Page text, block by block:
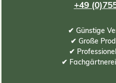
+49
✔ Günstige
✔ Große
✔
✔